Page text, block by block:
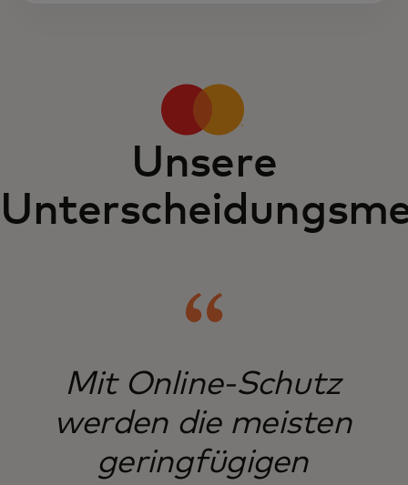
Unsere
Mit Online-Schutz
werden die meisten
geringfügigen